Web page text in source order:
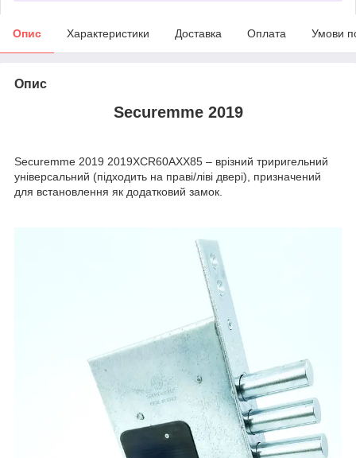
Опис Характеристики Доставка Оплата Умови
Опис
Securemme 2019
Securemme 2019 2019XCR60AXX85 – врізний триригельний
універсальний (підходить на праві/ліві двері), призначений
для встановлення як додатковий замок.